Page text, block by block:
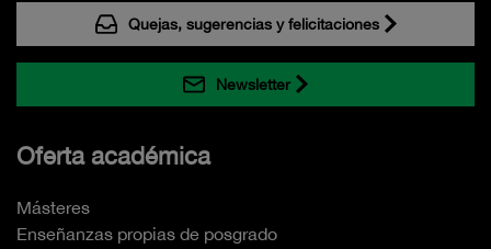
Quejas, sugerencias y felicitaciones
Newsletter
Oferta académica
Másteres
Enseñanzas propias de posgrado